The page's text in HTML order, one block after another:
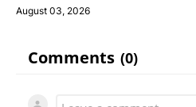
August 03, 2026